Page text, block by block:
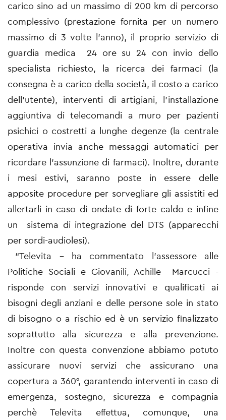
carico sino ad un massimo di 200 km di percorso
complessivo (prestazione fornita per un numero
massimo di 3 volte l’anno), il proprio servizio di
guardia medica 24 ore su 24 con invio dello
specialista richiesto, la ricerca dei farmaci (la
consegna è a carico della società, il costo a carico
dell’utente), interventi di artigiani, l’installazione
aggiuntiva di telecomandi a muro per pazienti
psichici o costretti a lunghe degenze (la centrale
operativa invia anche messaggi automatici per
ricordare l’assunzione di farmaci). Inoltre, durante
i mesi estivi, saranno poste in essere delle
apposite procedure per sorvegliare gli assistiti ed
allertarli in caso di ondate di forte caldo e infine
un sistema di integrazione del DTS (apparecchi
per sordi-audiolesi).
“Televita – ha commentato l’assessore alle
Politiche Sociali e Giovanili, Achille Marcucci -
risponde con servizi innovativi e qualificati ai
bisogni degli anziani e delle persone sole in stato
di bisogno o a rischio ed è un servizio finalizzato
soprattutto alla sicurezza e alla prevenzione.
Inoltre con questa convenzione abbiamo potuto
assicurare nuovi servizi che assicurano una
copertura a 360°, garantendo interventi in caso di
emergenza, sostegno, sicurezza e compagnia
perchè Televita effettua, comunque, una